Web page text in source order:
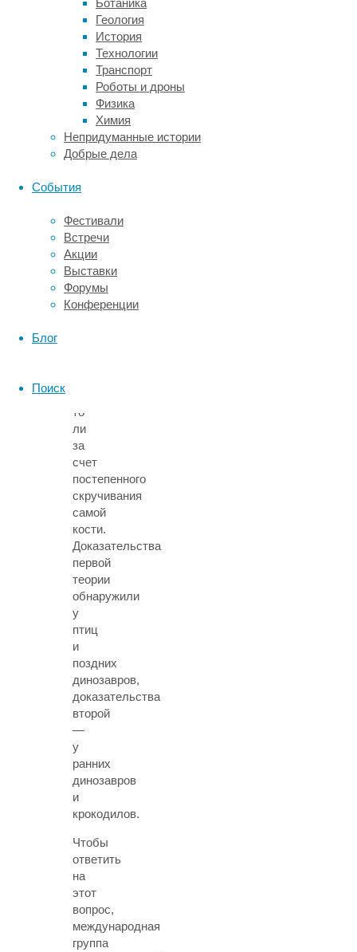
Ботаника
Геология
История
Технологии
Транспорт
Роботы и дроны
Физика
Химия
Непридуманные истории
Добрые дела
События
Фестивали
Встречи
Акции
Выставки
Форумы
Конференции
Блог
Поиск
ученые
спорили,
каким
же
образом
произошла
переориентировка
головок
бедренных
костей
предков
то
ли
за
счет
появления
новой
то
ли
за
счет
постепенного
скручивания
самой
кости.
Доказательства
первой
теории
обнаружили
у
птиц
и
поздних
динозавров,
доказательства
второй
—
у
ранних
динозавров
и
крокодилов.
Чтобы
ответить
на
этот
вопрос,
международная
группа